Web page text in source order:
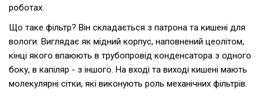
роботах.
Що таке фільтр? Він складається з патрона та кишені для
вологи. Виглядає як мідний корпус, наповнений цеолітом,
кінці якого впаюють в трубопровід конденсатора з одного
боку, в капіляр - з іншого. На вході та виході кишені мають
молекулярні сітки, які виконують роль механічних фільтрів.